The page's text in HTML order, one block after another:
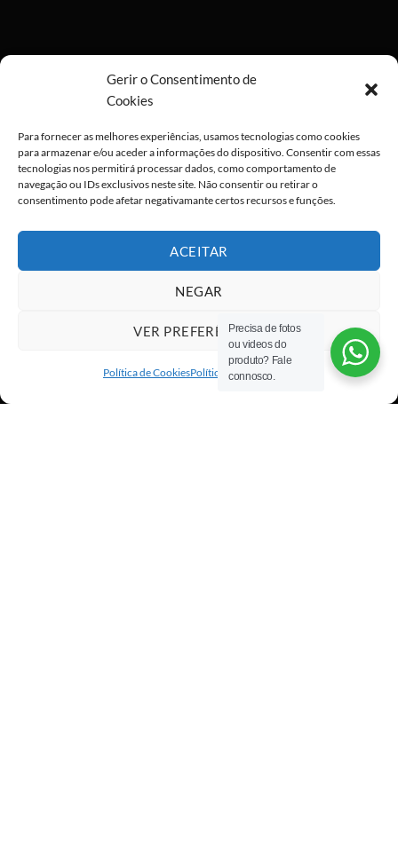
Gerir o Consentimento de
Cookies
Para fornecer as melhores experiências, usamos tecnologias como cookies
para armazenar e/ou aceder a informações do dispositivo. Consentir com essas
tecnologias nos permitirá processar dados, como comportamento de
navegação ou IDs exclusivos neste site. Não consentir ou retirar o
consentimento pode afetar negativamante certos recursos e funções.
ACEITAR
NEGAR
VER PREFERÊNCIAS
Política de CookiesPolítica de privacidade
Stripe MasterCardCash
Copyright 2026 ©All rights reserved
Precisa de fotos
ou videos do
produto? Fale
connosco.